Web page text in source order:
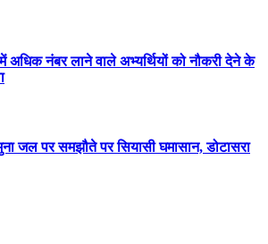
में अध‍िक नंबर लाने वाले अभ्यर्थियों को नौकरी देने के
जल पर समझौते पर सियासी घमासान, डोटासरा